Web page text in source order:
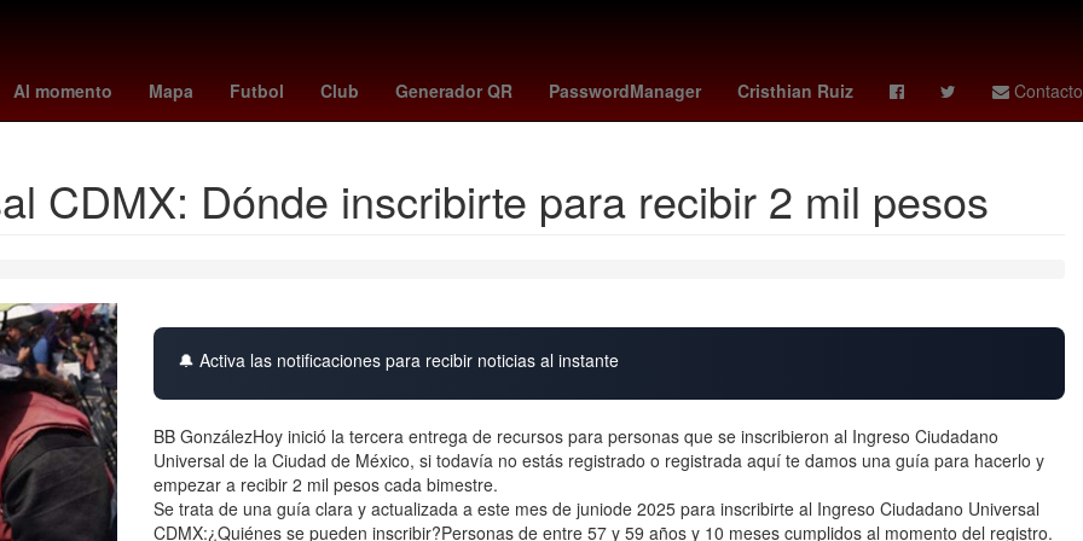
Al momento Mapa Futbol Club Generador QR PasswordManager Cristhian Ruiz Contacto
España presidente de la suprema corte de justicia de la nación hugo camberos 2024 sabalenka Rafael Caro Quintero
CDMX: Dónde inscribirte para recibir 2 mil pesos
🔔 Activa las notificaciones para recibir noticias al instante
BB GonzálezHoy inició la tercera entrega de recursos para personas que se inscribieron al Ingreso Ciudadano
Universal de la Ciudad de México, si todavía no estás registrado o registrada aquí te damos una guía para hacerlo y
empezar a recibir 2 mil pesos cada bimestre.
Se trata de una guía clara y actualizada a este mes de juniode 2025 para inscribirte al Ingreso Ciudadano Universal
CDMX:¿Quiénes se pueden inscribir?Personas de entre 57 y 59 años y 10 meses cumplidos al momento del registro.